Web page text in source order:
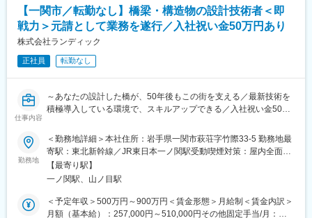
ど、「新しい技術を現場で使い切る」ことを重視しています。
■ランドワークGについて：
ランドワークグループは、建設コンサルタント事業をはじめ、墓
石小売、不動産、建築石材、貿易など多角的に展開する企業グル
ープです。
東北を中心に15社が連携し、技術・ノウハウを共有しています
変更の範囲：会社の定める業務
◇河道計画・河川改修計画の策定
◇堤防設計・護岸設計
◇水理解析・氾濫解析
◇砂防全体計画の策定
◇砂防施設（堰堤、渓流保全工等）の設計
◇発注者（国交省・県・市町村）との技術協議
◇成果品の品質管理・照査
■ポジションの魅力：
◇元請として発注者と直接折衝するため、自分の名前で仕事がで
きる環境です
◇最新技術を積極導入していますので、設計者としてのスキルア
ップが叶う環境です
【一関市／転勤なし】橋梁・構造物の設計技術者＜即
戦力＞元請として業務を遂行／入社祝い金50万円あり
株式会社ランディック
正社員 転勤なし
仕事内容
～あなたの設計した橋が、50年後もこの街を支える／最新技術を
積極導入している環境で、スキルアップできる／入社祝い金50万
■ポジションの魅力：
◎入社祝い金50万円あり※
◎3Dレーザースキャナー・UAV測量・BIM/CIM、生成AI活用等の
最新技術を推進中
◎年間休日125日・月平均残業15時間。暮らしと仕事の両立を実
現
勤務地
＜勤務地詳細＞本社住所：岩手県一関市萩荘字竹際33-5 勤務地最
寄駅：東北新幹線／JR東日本一ノ関駅受動喫煙対策：屋内全面禁
煙変更の範囲：会社の定める事業所
【最寄り駅】
一ノ関駅、山ノ目駅
＜予定年収＞500万円～900万円＜賃金形態＞月給制＜賃金内訳＞
月額（基本給）：257,000円～510,000円その他固定手当/月：